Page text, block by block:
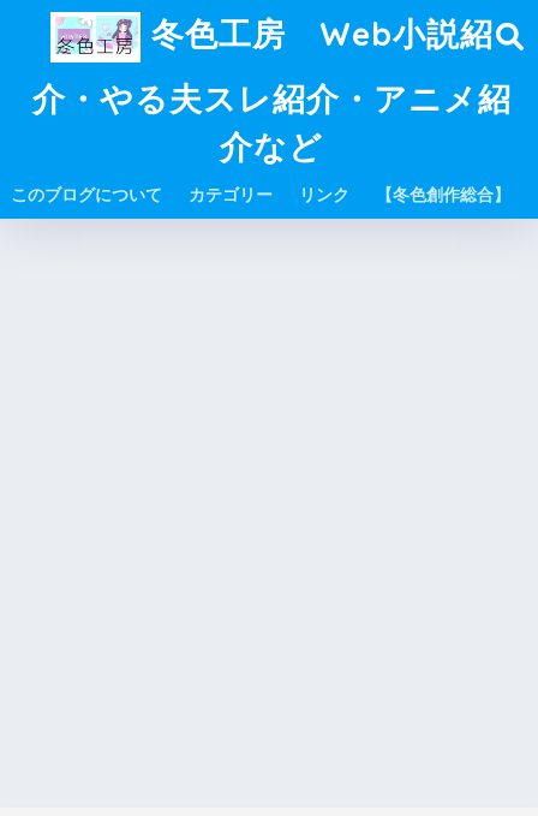
冬色工房 Web小説紹
介・やる夫スレ紹介・アニメ紹
介など
このブログについて カテゴリー リンク 【冬色創作総合】